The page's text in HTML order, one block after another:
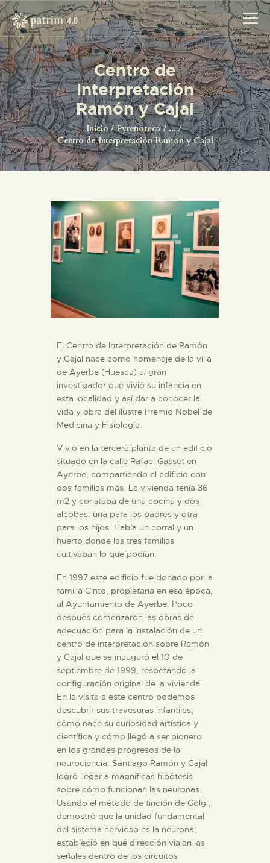
Centro de
Interpretación
Ramón y Cajal
Inicio Pyrenoteca
...
Centro de Interpretación Ramón y Cajal
INICIO
PYRENOTECA 4.0
PROYECTOS
LA RED
CONTACTO
El Centro de Interpretación de Ramón
y Cajal nace como homenaje de la villa
de Ayerbe (Huesca) al gran
investigador que vivió su infancia en
esta localidad y así dar a conocer la
vida y obra del ilustre Premio Nobel de
Medicina y Fisiología.
Vivió en la tercera planta de un edificio
situado en la calle Rafael Gasset en
Ayerbe, compartiendo el edificio con
dos familias más. La vivienda tenía 36
m2 y constaba de una cocina y dos
alcobas: una para los padres y otra
para los hijos. Había un corral y un
huerto donde las tres familias
cultivaban lo que podían.
En 1997 este edificio fue donado por la
familia Cinto, propietaria en esa época,
al Ayuntamiento de Ayerbe. Poco
después comenzaron las obras de
adecuación para la instalación de un
centro de interpretación sobre Ramón
y Cajal que se inauguró el 10 de
septiembre de 1999, respetando la
configuración original de la vivienda.
En la visita a este centro podemos
descubrir sus travesuras infantiles,
cómo nace su curiosidad artística y
científica y cómo llegó a ser pionero
en los grandes progresos de la
neurociencia. Santiago Ramón y Cajal
logró llegar a magníficas hipótesis
sobre cómo funcionan las neuronas.
Usando el método de tinción de Golgi,
demostró que la unidad fundamental
del sistema nervioso es la neurona;
estableció en qué dirección viajan las
señales dentro de los circuitos